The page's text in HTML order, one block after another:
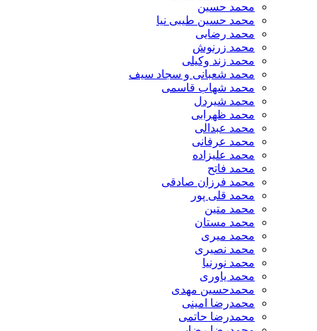
محمد حسین
محمد حسین طیبی نیا
محمد رضایی
محمد زرنوش
محمد زند وکیلی
محمد شعبانی و سجاد سیف
محمد شهاب قاسمی
​محمد شیردل
محمد ظهرابی
محمد عبدالی
محمد عرفانی
محمد علیزاده
محمد فاتح
محمد فرزان صادقی
محمد قلی پور
محمد متین
محمد مستان
محمد میری
محمد نصیری
محمد نورنیا
محمد یاوری
محمدحسین مهدی
محمدرضا امینی
محمدرضا حاتمی